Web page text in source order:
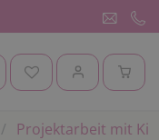
Projektarbeit mit